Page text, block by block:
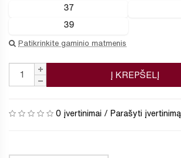
37
39
Patikrinkite gaminio matmenis
Į KREPŠELĮ
0 įvertinimai / Parašyti įvertinimą